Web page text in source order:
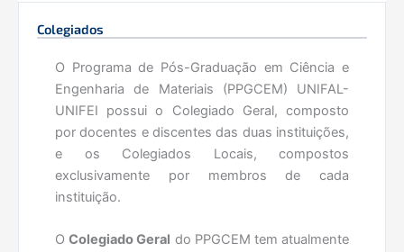
Apresentação
Linhas de Pesquisa
Comissões
Corpo Discente
Corpo Docente
Colegiados
O Programa de Pós-Graduação em Ciência e
Engenharia de Materiais (PPGCEM) UNIFAL-
UNIFEI possui o Colegiado Geral, composto
por docentes e discentes das duas instituições,
e os Colegiados Locais, compostos
exclusivamente por membros de cada
instituição.
OColegiado Geral do PPGCEM tem atualmente